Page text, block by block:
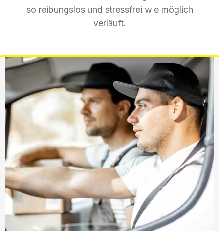
so reibungslos und stressfrei wie möglich
verläuft.